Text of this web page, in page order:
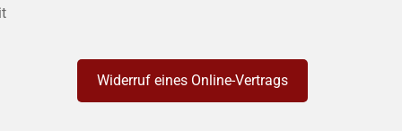
Widerruf eines Online-Vertrags